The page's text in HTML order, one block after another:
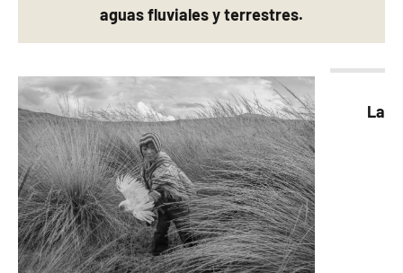
aguas fluviales y terrestres.
La